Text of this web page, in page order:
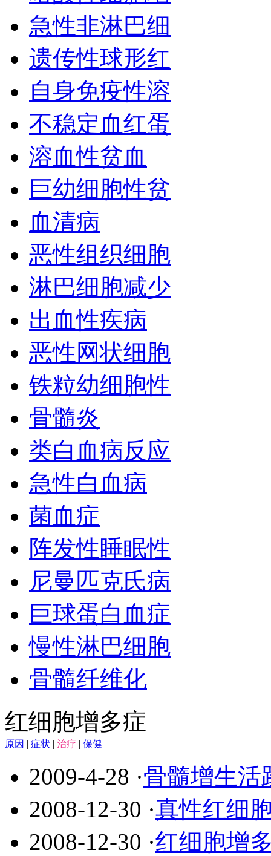
急性非淋巴细
遗传性球形红
自身免疫性溶
不稳定血红蛋
溶血性贫血
巨幼细胞性贫
血清病
恶性组织细胞
淋巴细胞减少
出血性疾病
恶性网状细胞
铁粒幼细胞性
骨髓炎
类白血病反应
急性白血病
菌血症
阵发性睡眠性
尼曼匹克氏病
巨球蛋白血症
慢性淋巴细胞
骨髓纤维化
红细胞增多症
原因 | 症状 | 治疗 | 保健
2009-4-28 ·骨髓增生活
2008-12-30 ·真性红细
2008-12-30 ·红细胞增